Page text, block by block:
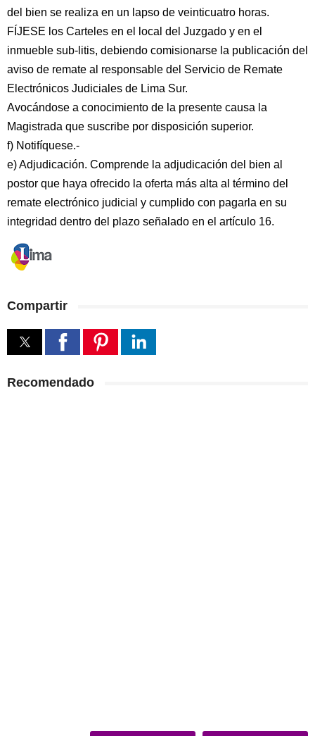
del bien se realiza en un lapso de veinticuatro horas.
FÍJESE los Carteles en el local del Juzgado y en el
inmueble sub-litis, debiendo comisionarse la publicación del
aviso de remate al responsable del Servicio de Remate
Electrónicos Judiciales de Lima Sur.
Avocándose a conocimiento de la presente causa la
Magistrada que suscribe por disposición superior.
f) Notifíquese.-
e) Adjudicación. Comprende la adjudicación del bien al
postor que haya ofrecido la oferta más alta al término del
remate electrónico judicial y cumplido con pagarla en su
integridad dentro del plazo señalado en el artículo 16.
Compartir
Recomendado